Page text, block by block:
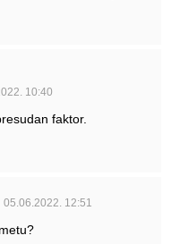
10:40
faktor.
05.06.2022. 12:51